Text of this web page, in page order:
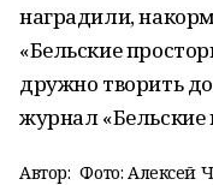
наградили,
«Бельские
дружно творить
журнал «Бельские
Автор: Фото: Алексей